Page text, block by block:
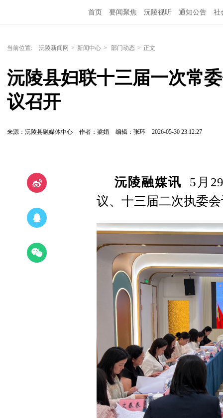
首页 要闻聚焦 沅陵视听 通知公告 社
当前位置: 沅陵新闻网 > 新闻中心 > 部门动态 > 正文
沅陵县妇联十三届一次常
议召开
来源：沅陵县融媒体中心 作者：梁娟 编辑：张环 2026-05-30 23:12:27
沅陵融媒讯 5月
议、十三届二次执委